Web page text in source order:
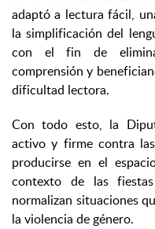
adaptó a lectura fácil,
la simplificación del
con el fin de
comprensión y
dificultad lectora.
Con todo esto, la
activo y firme contra
producirse en el
contexto de las
normalizan situaciones
la violencia de género.